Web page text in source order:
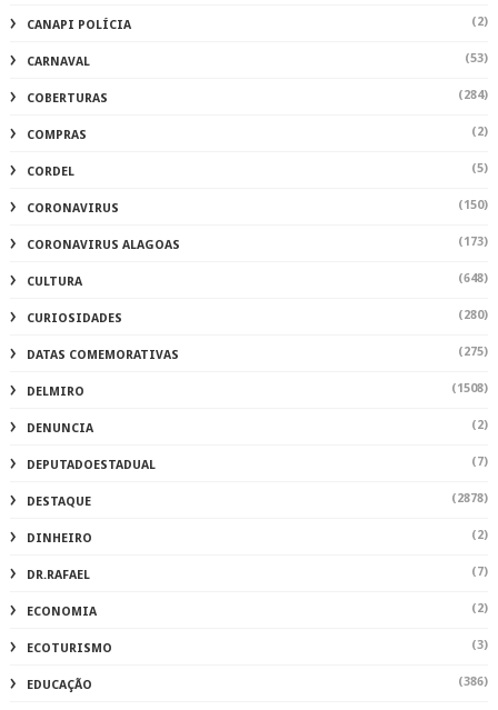
CANAPI POLÍCIA (2)
CARNAVAL (53)
COBERTURAS (284)
COMPRAS (2)
CORDEL (5)
CORONAVIRUS (150)
CORONAVIRUS ALAGOAS (173)
CULTURA (648)
CURIOSIDADES (280)
DATAS COMEMORATIVAS (275)
DELMIRO (1508)
DENUNCIA (2)
DEPUTADOESTADUAL (7)
DESTAQUE (2878)
DINHEIRO (2)
DR.RAFAEL (7)
ECONOMIA (2)
ECOTURISMO (3)
EDUCAÇÃO (386)